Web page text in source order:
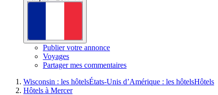
Publier votre annonce
Voyages
Partager mes commentaires
Wisconsin : les hôtelsÉtats-Unis d’Amérique : les hôtelsHôtels
Hôtels à Mercer